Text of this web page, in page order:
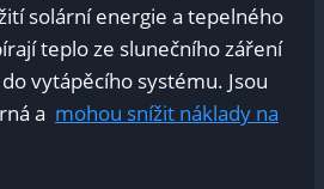
solární energie a‍ tepelného‍
teplo ze‌ slunečního záření
vytápěcího systému.⁤ Jsou
a
mohou snížit ‌náklady na